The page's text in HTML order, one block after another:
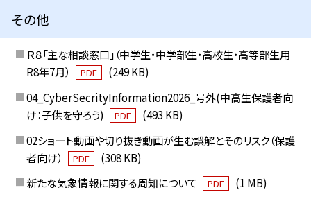
その他
Ｒ８「主な相談窓口」（中学生・中学部生・高校生・高等部生用
R8年7月）
PDF
(249 KB)
04_CyberSecrityInformation2026_号外(中高生保護者向
け：子供を守ろう)
PDF
(493 KB)
02ショート動画や切り抜き動画が生む誤解とそのリスク（保護
者向け）
PDF
(308 KB)
新たな気象情報に関する周知について
PDF
(1 MB)